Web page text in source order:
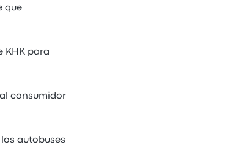
que
KHK para
consumidor
autobuses